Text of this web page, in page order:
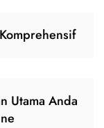
Utama Anda